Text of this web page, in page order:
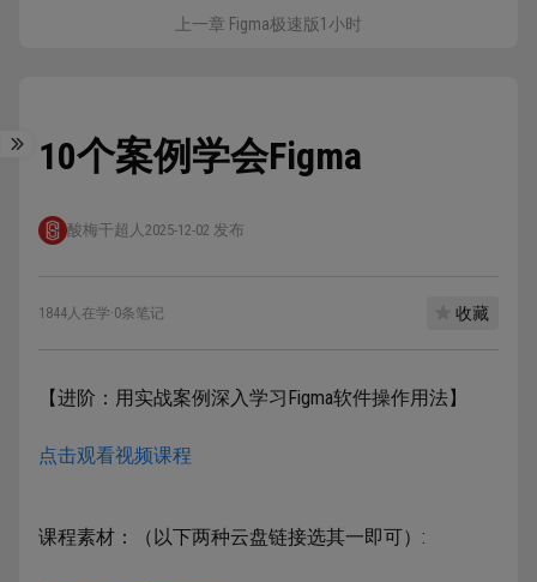
上一章 Figma极速版1小时
10个案例学会Figma
酸梅干超人 2025-12-02 发布
1844人在学·0条笔记 收藏
【进阶：用实战案例深入学习Figma软件操作用法】
点击观看视频课程
课程素材：（以下两种云盘链接选其一即可）: